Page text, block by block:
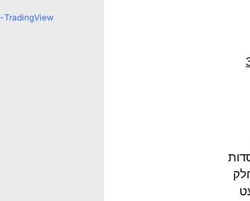
העליונים – גבוה פי 3
המוסדות
עקוב אחר כל השווקים ב-TradingView